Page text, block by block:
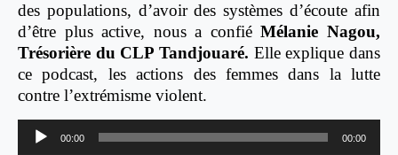
des populations, d’avoir des systèmes d’écoute afin
d’être plus active, nous a confiéMélanie Nagou,
Trésorière du CLP Tandjouaré. Elle explique dans
ce podcast, les actions des femmes dans la lutte
contre l’extrémisme violent.
Lecteur
audio
00:00 00:00